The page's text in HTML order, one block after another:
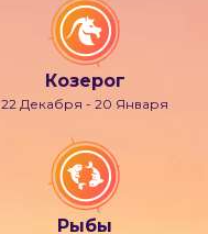
Козерог
22 Декабря - 20 Января
Рыбы